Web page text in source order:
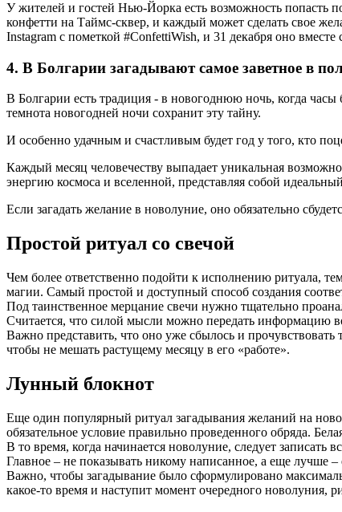
У жителей и гостей Нью-Йорка есть возможность попасть
конфетти на Таймс-сквер, и каждый может сделать свое
Instagram с пометкой #ConfettiWish, и 31 декабря оно вместе
4. В Болгарии загадывают самое заветное в
В Болгарии есть традиция - в новогоднюю ночь, когда
темнота новогодней ночи сохранит эту тайну.
И особенно удачным и счастливым будет год у того, кто
Каждый месяц человечеству выпадает уникальная
энергию космоса и вселенной, представляя собой
Если загадать желание в новолуние, оно обязательно
Простой ритуал со свечой
Чем более ответственно подойти к исполнению ритуала,
магии. Самый простой и доступный способ создания
Под таинственное мерцание свечи нужно тщательно
Считается, что силой мысли можно передать информацию
Важно представить, что оно уже сбылось и
чтобы не мешать растущему месяцу в его «работе».
Лунный блокнот
Еще один популярный ритуал загадывания желаний на
обязательное условие правильно проведенного обряда.
В то время, когда начинается новолуние, следует
Главное – не показывать никому написанное, а еще лучше
Важно, чтобы загадывание было сформулировано
какое-то время и наступит момент очередного новолуния,